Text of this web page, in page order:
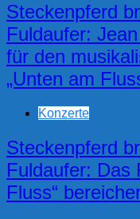
Steckenpferd
Fuldaufer:
für den
„Unten am
Konzerte
Steckenpferd
Fuldaufer: Das
Fluss“